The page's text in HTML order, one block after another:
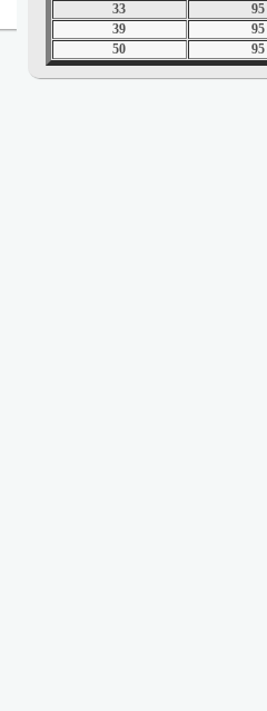
33
39
50